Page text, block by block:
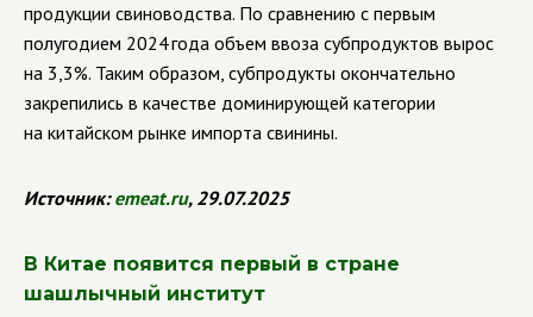
продукции свиноводства. По сравнению с первым
полугодием 2024 года объем ввоза субпродуктов вырос
на 3,3%. Таким образом, субпродукты окончательно
закрепились в качестве доминирующей категории
на китайском рынке импорта свинины.
Источник:emeat.ru, 29.07.2025
В Китае появится первый в стране
шашлычный институт